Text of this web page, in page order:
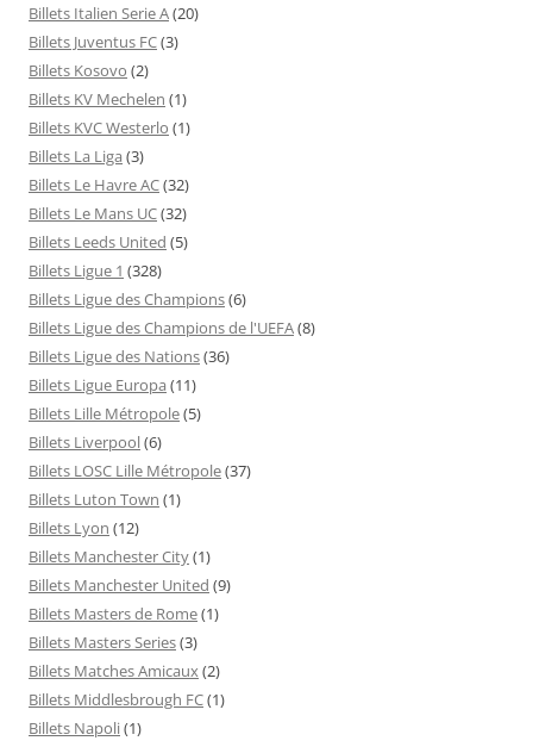
Billets Italien Serie A(20)
Billets Juventus FC(3)
Billets Kosovo (2)
Billets KV Mechelen (1)
Billets KVC Westerlo (1)
Billets La Liga (3)
Billets Le Havre AC(32)
Billets Le Mans UC(32)
Billets Leeds United (5)
Billets Ligue 1 (328)
Billets Ligue des Champions(6)
Billets Ligue des Champions de l'UEFA(8)
Billets Ligue des Nations(36)
Billets Ligue Europa (11)
Billets Lille Métropole(5)
Billets Liverpool(6)
Billets LOSC Lille Métropole(37)
Billets Luton Town (1)
Billets Lyon (12)
Billets Manchester City(1)
Billets Manchester United (9)
Billets Masters de Rome(1)
Billets Masters Series(3)
Billets Matches Amicaux(2)
Billets Middlesbrough FC(1)
Billets Napoli(1)